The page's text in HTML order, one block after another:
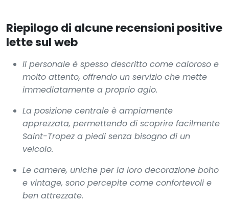
Riepilogo di alcune recensioni positive
lette sul web
Il personale è spesso descritto come caloroso e
molto attento, offrendo un servizio che mette
immediatamente a proprio agio.
La posizione centrale è ampiamente
apprezzata, permettendo di scoprire facilmente
Saint-Tropez a piedi senza bisogno di un
veicolo.
Le camere, uniche per la loro decorazione boho
e vintage, sono percepite come confortevoli e
ben attrezzate.